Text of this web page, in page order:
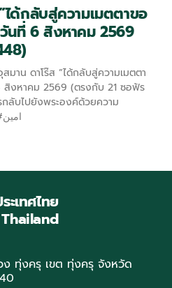
ได้กลับสู่ความเมตตาขอ
นที่ 6 สิงหาคม 2569
สิงหาคม 2569 (ตรงกับ 21 ซอฟัร
ลับไปยังพระองค์ด้วยความ
โปรดปรานและเมตตาด้วยเถิด #امين
เทศไทย
ง ทุ่งครุ เขต ทุ่งครุ จังหวัด